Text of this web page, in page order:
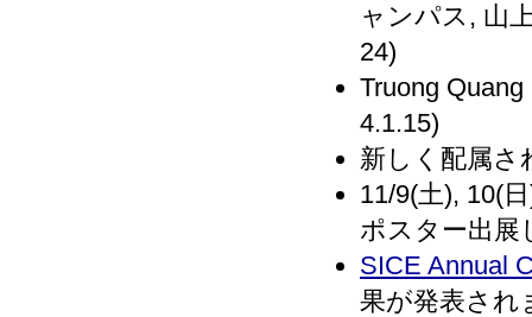
ャンパス, 山
24)
Truong
4.1.15)
新しく配属さ
11/9(土), 10(
ポスター出展
SICE Annual
果が発表され